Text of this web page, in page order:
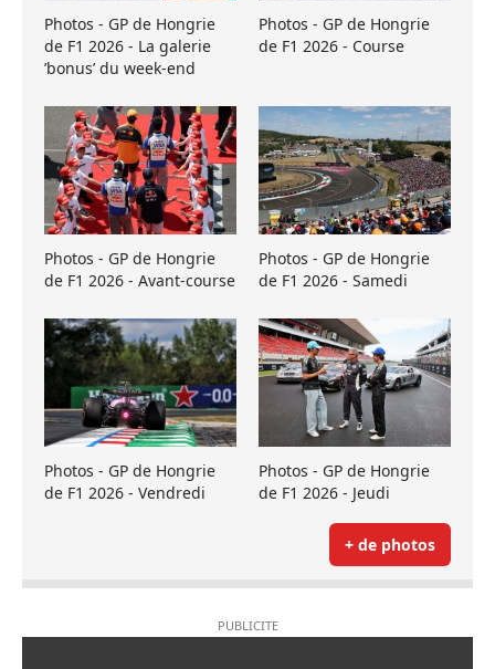
Photos - GP de Hongrie
de F1 2026 - La galerie
’bonus’ du week-end
Photos - GP de Hongrie
de F1 2026 - Course
Photos - GP de Hongrie
de F1 2026 - Avant-course
Photos - GP de Hongrie
de F1 2026 - Samedi
Photos - GP de Hongrie
de F1 2026 - Vendredi
Photos - GP de Hongrie
de F1 2026 - Jeudi
+ de photos